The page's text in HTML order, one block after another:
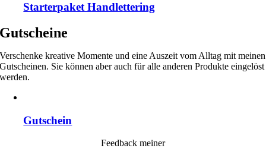
Starterpaket Handlettering
Gutscheine
Verschenke kreative Momente und eine Auszeit vom Alltag mit meinen
Gutscheinen. Sie können aber auch für alle anderen Produkte eingelöst
werden.
Gutschein
Feedback meiner